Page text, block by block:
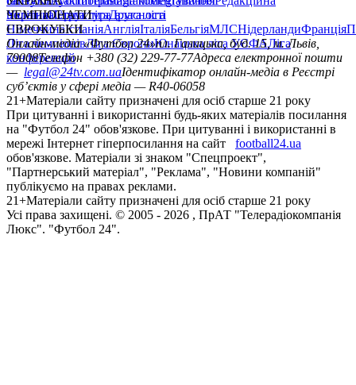
політикаСтруктура власності
УкраїнаПерша лігаДруга ліга
ЧЕМПІОНАТИ
НімеччинаІспаніяАнгліяІталіяБельгіяМЛСНідерландиФранція
ЄВРОКУБКИ
Ліга чемпіонівЛіга ЄвропиЮнацька ліга УЄФАЛіга
конференцій
Онлайн-медіа «Футбол 24»пл. Галицька, буд. 15, м. Львів,
79008Телефон +380 (32) 229-77-77Адреса електронної пошти
— legal@24tv.com.uaІдентифікатор онлайн-медіа в Реєстрі
суб’єктів у сфері медіа — R40-06058
21+Матеріали сайту призначені для осіб старше 21 року
При цитуванні і використанні будь-яких матеріалів посилання
на "Футбол 24" обов'язкове. При цитуванні і використанні в
мережі Інтернет гіперпосилання на сайт
football24.ua
обов'язкове. Матеріали зі знаком "Спецпроект",
"Партнерський матеріал", "Реклама", "Новини компаній"
публікуємо на правах реклами.
21+Матеріали сайту призначені для осіб старше 21 року
Усi права захищенi. © 2005 - 2026 , ПрАТ "Телерадіокомпанія
Люкс". "Футбол 24".